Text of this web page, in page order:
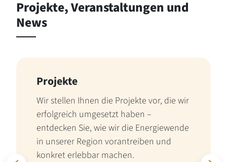
Projekte, Veranstaltungen und
News
Projekte
Wir stellen Ihnen die Projekte vor, die wir
erfolgreich umgesetzt haben –
entdecken Sie, wie wir die Energiewende
in unserer Region vorantreiben und
konkret erlebbar machen.